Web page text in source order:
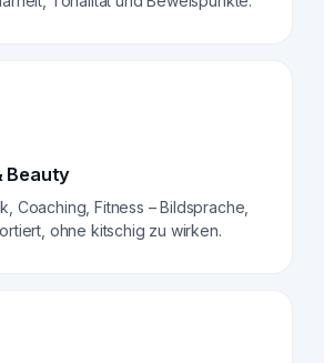
Beauty
Coaching, Fitness – Bildsprache,
ohne kitschig zu wirken.